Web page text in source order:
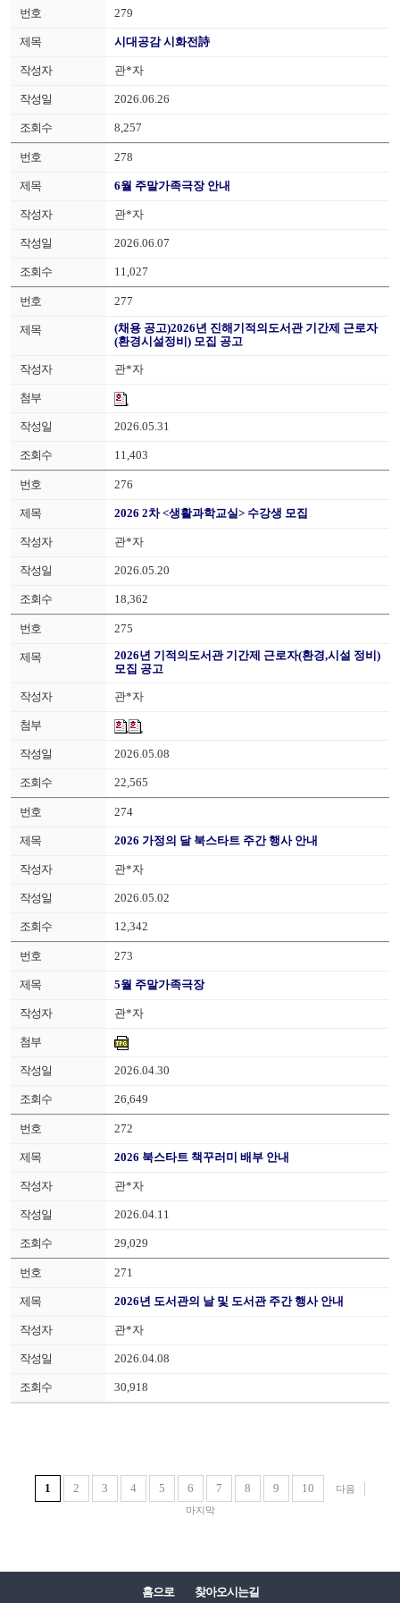
279
시대공감 시화전詩
관*자
2026.06.26
8,257
278
6월 주말가족극장 안내
관*자
2026.06.07
11,027
277
(채용 공고)2026년 진해기적의도서관 기간제 근로자
(환경시설정비) 모집 공고
관*자
2026.05.31
11,403
276
2026 2차 <생활과학교실> 수강생 모집
관*자
2026.05.20
18,362
275
2026년 기적의도서관 기간제 근로자(환경,시설 정비)
모집 공고
관*자
2026.05.08
22,565
274
2026 가정의 달 북스타트 주간 행사 안내
관*자
2026.05.02
12,342
273
5월 주말가족극장
관*자
2026.04.30
26,649
272
2026 북스타트 책꾸러미 배부 안내
관*자
2026.04.11
29,029
271
2026년 도서관의 날 및 도서관 주간 행사 안내
관*자
2026.04.08
30,918
1 2 3 4 5 6 7 8 9 10
다음
마지막
홈으로 찾아오시는길